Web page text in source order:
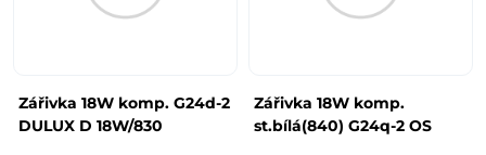
Zářivka 18W komp. G24d-2
DULUX D 18W/830
Zářivka 18W komp.
st.bílá(840) G24q-2 OS